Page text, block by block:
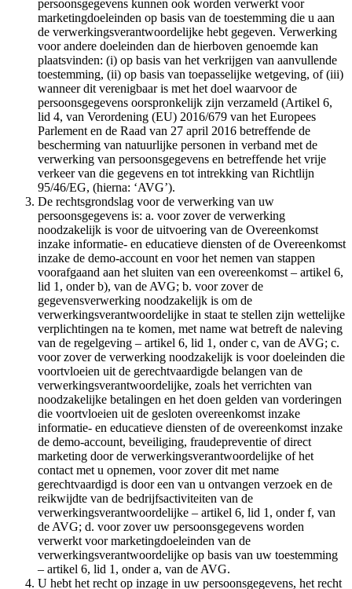
persoonsgegevens kunnen ook worden verwerkt voor
marketingdoeleinden op basis van de toestemming die u aan
de verwerkingsverantwoordelijke hebt gegeven. Verwerking
voor andere doeleinden dan de hierboven genoemde kan
plaatsvinden: (i) op basis van het verkrijgen van aanvullende
toestemming, (ii) op basis van toepasselijke wetgeving, of (iii)
wanneer dit verenigbaar is met het doel waarvoor de
persoonsgegevens oorspronkelijk zijn verzameld (Artikel 6,
lid 4, van Verordening (EU) 2016/679 van het Europees
Parlement en de Raad van 27 april 2016 betreffende de
bescherming van natuurlijke personen in verband met de
verwerking van persoonsgegevens en betreffende het vrije
verkeer van die gegevens en tot intrekking van Richtlijn
95/46/EG, (hierna: ‘AVG’).
De rechtsgrondslag voor de verwerking van uw
persoonsgegevens is: a. voor zover de verwerking
noodzakelijk is voor de uitvoering van de Overeenkomst
inzake informatie- en educatieve diensten of de Overeenkomst
inzake de demo-account en voor het nemen van stappen
voorafgaand aan het sluiten van een overeenkomst – artikel 6,
lid 1, onder b), van de AVG; b. voor zover de
gegevensverwerking noodzakelijk is om de
verwerkingsverantwoordelijke in staat te stellen zijn wettelijke
verplichtingen na te komen, met name wat betreft de naleving
van de regelgeving – artikel 6, lid 1, onder c, van de AVG; c.
voor zover de verwerking noodzakelijk is voor doeleinden die
voortvloeien uit de gerechtvaardigde belangen van de
verwerkingsverantwoordelijke, zoals het verrichten van
noodzakelijke betalingen en het doen gelden van vorderingen
die voortvloeien uit de gesloten overeenkomst inzake
informatie- en educatieve diensten of de overeenkomst inzake
de demo-account, beveiliging, fraudepreventie of direct
marketing door de verwerkingsverantwoordelijke of het
contact met u opnemen, voor zover dit met name
gerechtvaardigd is door een van u ontvangen verzoek en de
reikwijdte van de bedrijfsactiviteiten van de
verwerkingsverantwoordelijke – artikel 6, lid 1, onder f, van
de AVG; d. voor zover uw persoonsgegevens worden
verwerkt voor marketingdoeleinden van de
verwerkingsverantwoordelijke op basis van uw toestemming
– artikel 6, lid 1, onder a, van de AVG.
U hebt het recht op inzage in uw persoonsgegevens, het recht